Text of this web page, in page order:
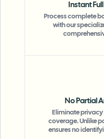
Instant
Process complete
with our
No Partial
Eliminate
coverage. Unlike
ensures no
The blur tools are